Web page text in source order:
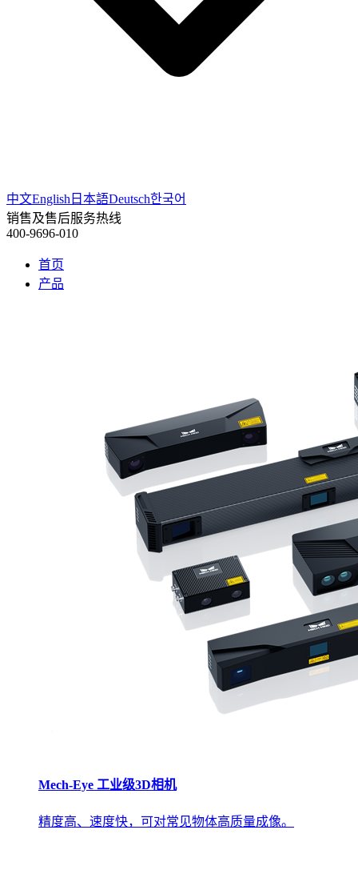
中文English 日本語Deutsch한국어
销售及售后服务热线
400-9696-010
首页
产品
Mech-Eye 工业级3D相机
精度高、速度快，可对常见物体高质量成像。